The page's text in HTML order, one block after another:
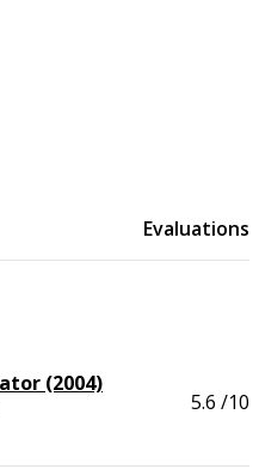
Evaluations
(2004)
5.6 /10